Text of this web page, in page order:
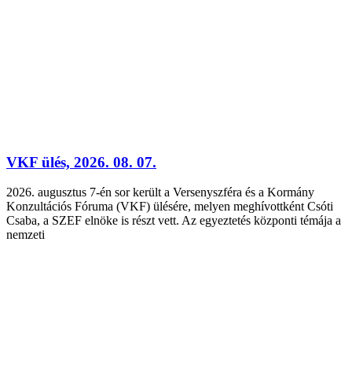
VKF ülés, 2026. 08. 07.
2026. augusztus 7-én sor került a Versenyszféra és a Kormány
Konzultációs Fóruma (VKF) ülésére, melyen meghívottként Csóti
Csaba, a SZEF elnöke is részt vett. Az egyeztetés központi témája a
nemzeti